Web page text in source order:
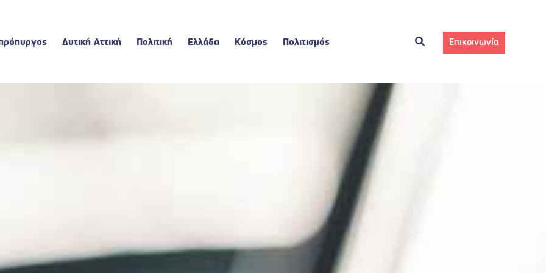
Δυτική Αττική Πολιτική Ελλάδα Κόσμος Πολιτισμός Επικοινωνία